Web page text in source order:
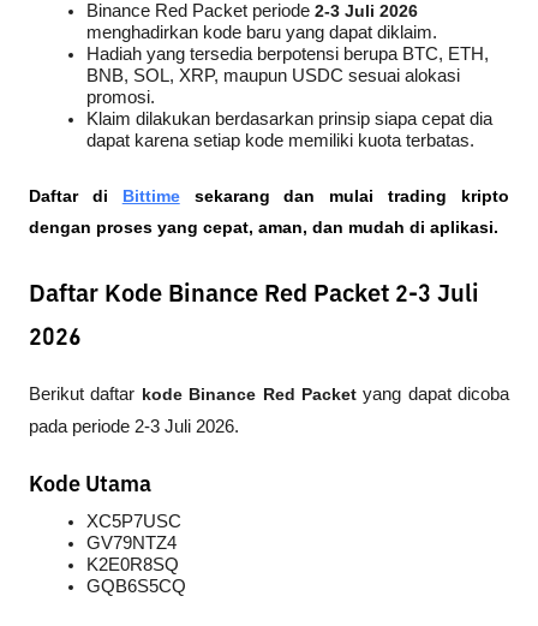
Binance Red Packet periode 2-3 Juli 2026
menghadirkan kode baru yang dapat diklaim.
Hadiah yang tersedia berpotensi berupa BTC, ETH,
BNB, SOL, XRP, maupun USDC sesuai alokasi
promosi.
Klaim dilakukan berdasarkan prinsip siapa cepat dia
dapat karena setiap kode memiliki kuota terbatas.
Daftar di Bittime sekarang dan mulai trading kripto
dengan proses yang cepat, aman, dan mudah di aplikasi.
Daftar Kode Binance Red Packet 2-3 Juli
2026
Berikut daftar kode Binance Red Packet yang dapat dicoba
pada periode 2-3 Juli 2026.
Kode Utama
XC5P7USC
GV79NTZ4
K2E0R8SQ
GQB6S5CQ